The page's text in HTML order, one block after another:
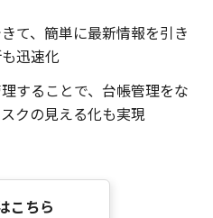
て、簡単に最新情報を引き
迅速化
することで、台帳管理をな
クの見える化も実現
こちら